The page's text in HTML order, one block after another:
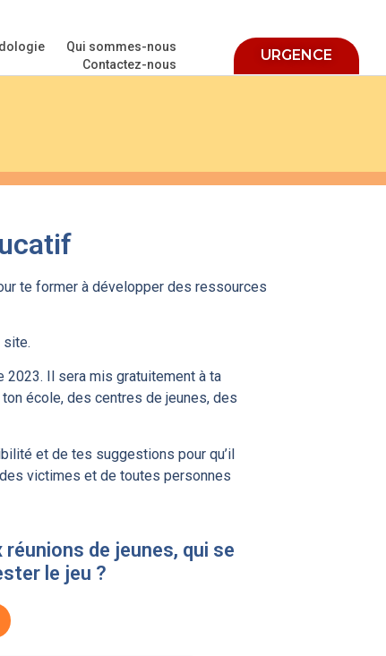
Qui sommes-nous
Contactez-nous
URGENCE
te former à développer des ressources
site.
2023. Il sera mis gratuitement à ta
école, des centres de jeunes, des
et de tes suggestions pour qu’il
victimes et de toutes personnes
de jeunes, qui se
le jeu ?